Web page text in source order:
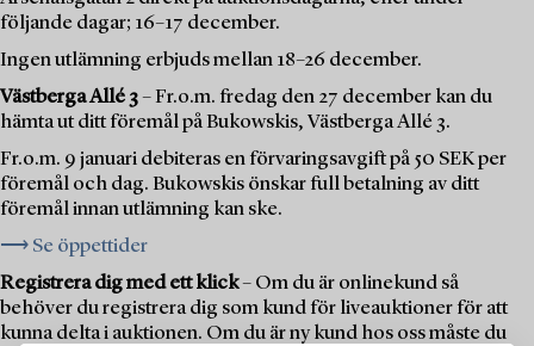
följande dagar; 16–17 december.
Ingen utlämning erbjuds mellan 18–26 december.
Västberga Allé 3– Fr.o.m. fredag den 27 december kan du
hämta ut ditt föremål på Bukowskis, Västberga Allé 3.
Fr.o.m. 9 januari debiteras en förvaringsavgift på 50 SEK per
föremål och dag. Bukowskis önskar full betalning av ditt
föremål innan utlämning kan ske.
⟶ Se öppettider
Registrera dig med ett klick– Om du är onlinekund så
behöver du registrera dig som kund för liveauktioner för att
kunna delta i auktionen. Om du är ny kund hos oss måste du